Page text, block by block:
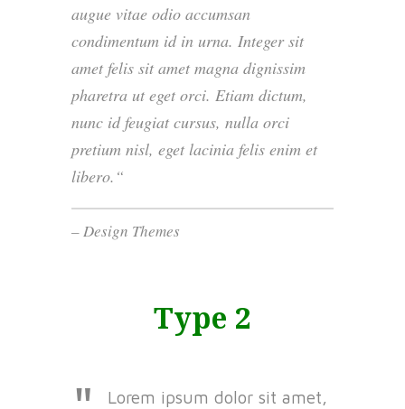
augue vitae odio accumsan
condimentum id in urna. Integer sit
amet felis sit amet magna dignissim
pharetra ut eget orci. Etiam dictum,
nunc id feugiat cursus, nulla orci
pretium nisl, eget lacinia felis enim et
libero.
– Design Themes
Type 2
Lorem ipsum dolor sit amet,